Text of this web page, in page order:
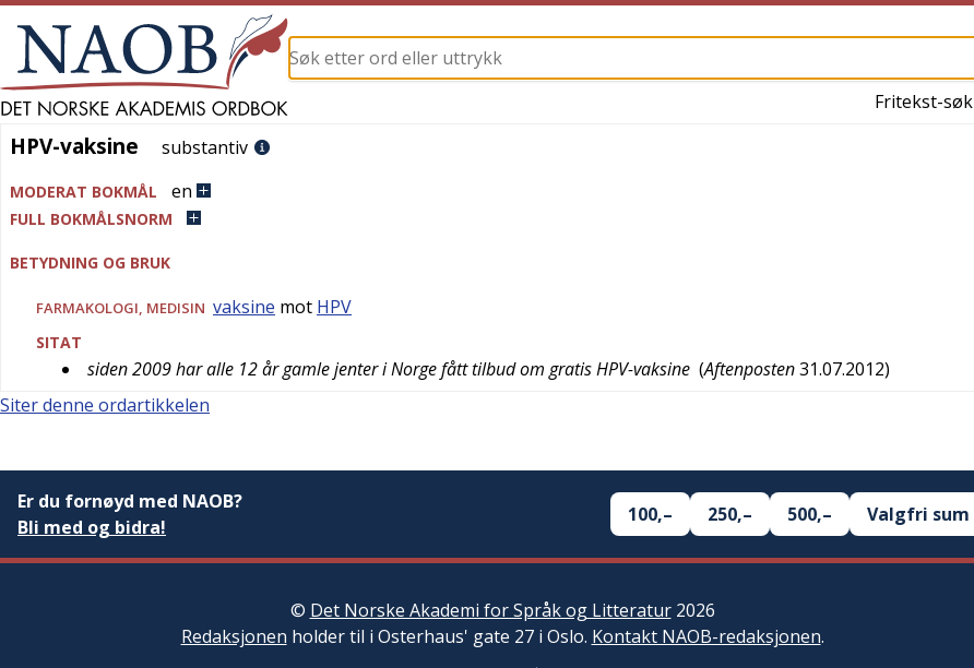
Fritekst-søk
HPV-vaksine
HPV-vaksine substantiv
MODERAT BOKMÅL en
FULL BOKMÅLSNORM
BETYDNING OG BRUK
FARMAKOLOGI MEDISIN vaksine mot HPV
SITAT
siden 2009 har alle 12 år gamle jenter i Norge fått tilbud om gratis HPV-vaksine (Aftenposten31.07.2012)
Siter denne ordartikkelen
Er du fornøyd med NAOB?
Bli med og bidra!
100,– 250,– 500,– Valgfri sum
© Det Norske Akademi for Språk og Litteratur2026
Redaksjonen holder til i Osterhaus' gate 27 i Oslo. Kontakt NAOB-redaksjonen.